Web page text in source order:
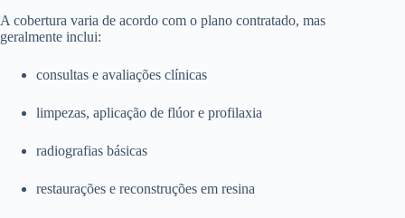
A cobertura varia de acordo com o plano contratado, mas
geralmente inclui:
consultas e avaliações clínicas
limpezas, aplicação de flúor e profilaxia
radiografias básicas
restaurações e reconstruções em resina